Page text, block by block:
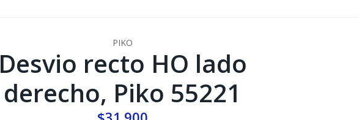
PIKO
Desvio recto HO lado
derecho, Piko 55221